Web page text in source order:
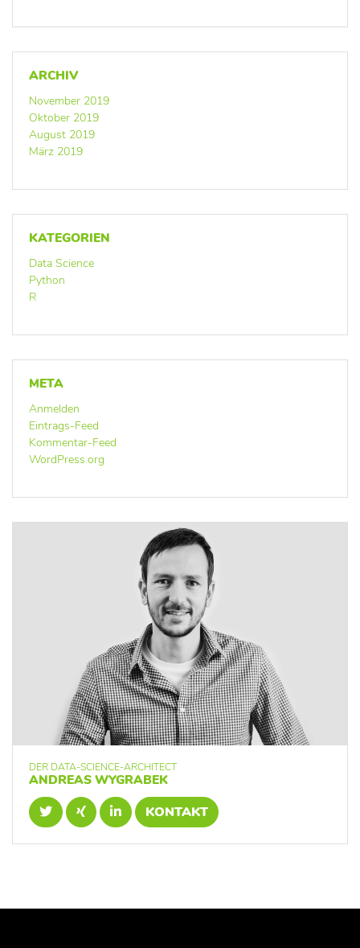
ARCHIV
November 2019
Oktober 2019
August 2019
März 2019
KATEGORIEN
Data Science
Python
R
META
Anmelden
Eintrags-Feed
Kommentar-Feed
WordPress.org
DER DATA-SCIENCE-ARCHITECT
ANDREAS WYGRABEK
KONTAKT